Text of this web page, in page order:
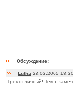
Обсуждение:
Lutha 23.03.2005 18:30
Трек отличный! Текст